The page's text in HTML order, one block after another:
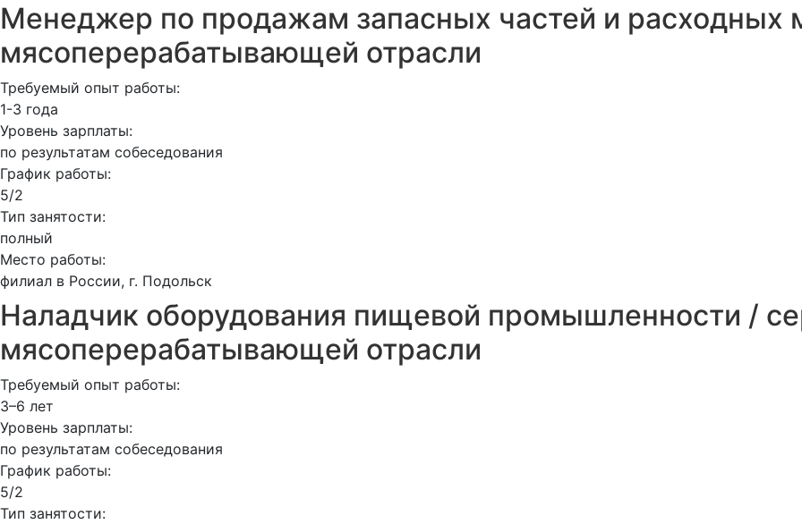
Менеджер по продажам запасных частей и расходных
мясоперерабатывающей отрасли
Требуемый опыт работы:
1-3 года
Уровень зарплаты:
по результатам собеседования
График работы:
5/2
Тип занятости:
полный
Место работы:
филиал в России, г. Подольск
Наладчик оборудования пищевой промышленности /
мясоперерабатывающей отрасли
Требуемый опыт работы:
3–6 лет
Уровень зарплаты:
по результатам собеседования
График работы:
5/2
Тип занятости: